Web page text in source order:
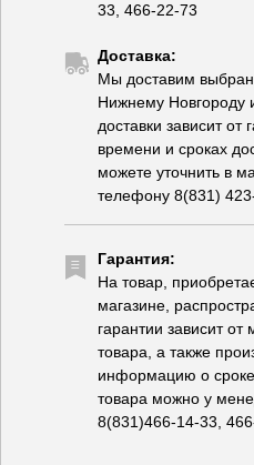
33, 466-22-73
Доставка:
Мы доставим
Нижнему Новгороду
доставки зависит от
времени и сроках
можете уточнить в
телефону 8(831)
Гарантия:
На товар,
магазине,
гарантии зависит
товара, а также
информацию о сроке
товара можно у
8(831)466-14-33,